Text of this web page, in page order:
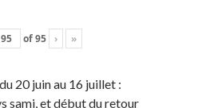
of95 › »
20 juin au 16 juillet :
sami, et début du retour